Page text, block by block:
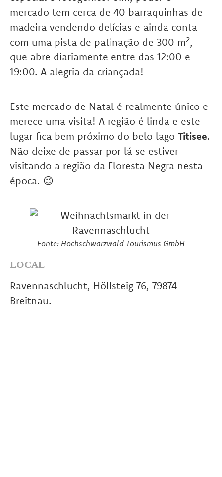
mercado tem cerca de 40 barraquinhas de
madeira vendendo delícias e ainda conta
com uma pista de patinação de 300 m²,
que abre diariamente entre das 12:00 e
19:00. A alegria da criançada!
Este mercado de Natal é realmente único e
merece uma visita! A região é linda e este
lugar fica bem próximo do belo lago Titisee.
Não deixe de passar por lá se estiver
visitando a região da Floresta Negra nesta
época. 😉
Fonte: Hochschwarzwald Tourismus GmbH
LOCAL
Ravennaschlucht, Höllsteig 76, 79874
Breitnau.